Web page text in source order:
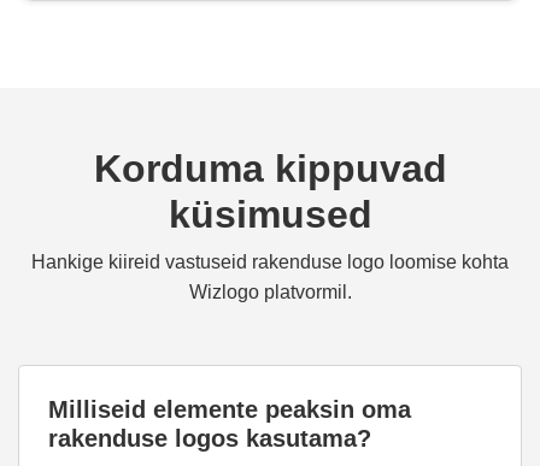
Korduma kippuvad
küsimused
Hankige kiireid vastuseid rakenduse logo loomise kohta
Wizlogo platvormil.
Milliseid elemente peaksin oma
rakenduse logos kasutama?